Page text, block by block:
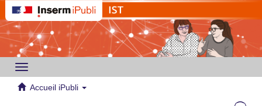
Toggle
navigation
Accueil iPubli